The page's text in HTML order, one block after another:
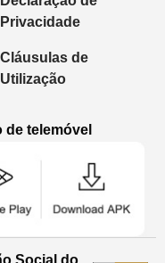
Privacidade
Cláusulas de
Utilização
de telemóvel
Social do